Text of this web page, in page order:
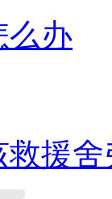
么办
援舍